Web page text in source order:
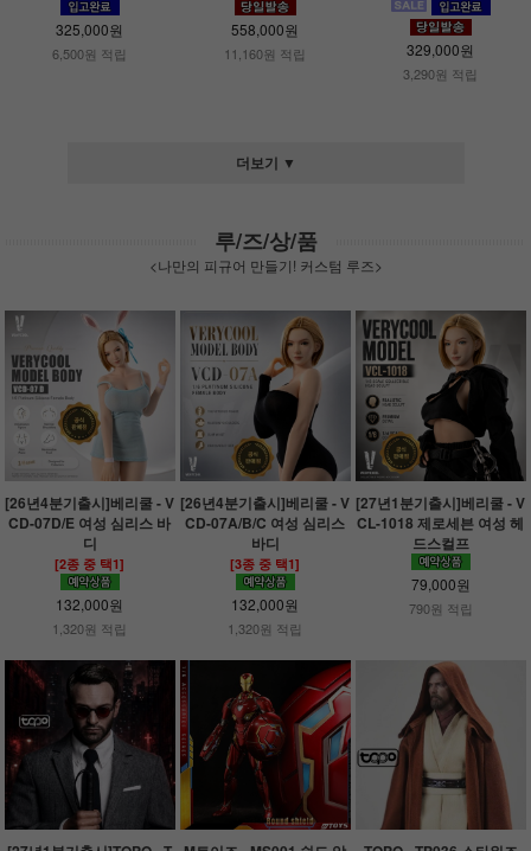
325,000원
6,500원 적립
558,000원
11,160원 적립 329,000원
3,290원 적립
더보기 ▼
루/즈/상/품
<나만의 피규어 만들기! 커스텀 루즈>
[26년4분기출시]베리쿨 - V
CD-07D/E 여성 심리스 바
디
[2종 중 택1]
132,000원
1,320원 적립
[26년4분기출시]베리쿨 - V
CD-07A/B/C 여성 심리스
바디
[3종 중 택1]
132,000원
1,320원 적립
[27년1분기출시]베리쿨 - V
CL-1018 제로세븐 여성 헤
드스컬프
79,000원
790원 적립